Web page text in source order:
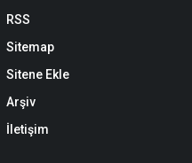
RSS
Sitemap
Sitene Ekle
Arşiv
İletişim